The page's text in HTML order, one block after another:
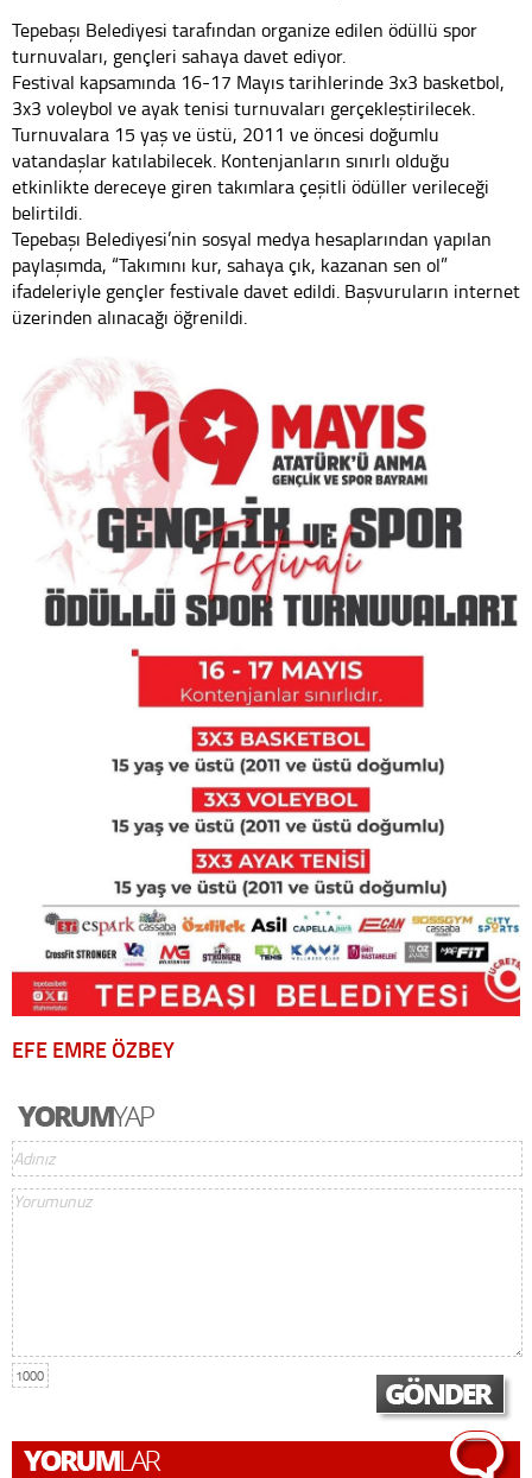
Tepebaşı Belediyesi tarafından organize edilen ödüllü spor
turnuvaları, gençleri sahaya davet ediyor.
Festival kapsamında 16-17 Mayıs tarihlerinde 3x3 basketbol,
3x3 voleybol ve ayak tenisi turnuvaları gerçekleştirilecek.
Turnuvalara 15 yaş ve üstü, 2011 ve öncesi doğumlu
vatandaşlar katılabilecek. Kontenjanların sınırlı olduğu
etkinlikte dereceye giren takımlara çeşitli ödüller verileceği
belirtildi.
Tepebaşı Belediyesi’nin sosyal medya hesaplarından yapılan
paylaşımda, “Takımını kur, sahaya çık, kazanan sen ol”
ifadeleriyle gençler festivale davet edildi. Başvuruların internet
üzerinden alınacağı öğrenildi.
EFE EMRE ÖZBEY
1000